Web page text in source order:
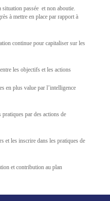
situation passée et non aboutie.
à mettre en place par rapport à
continue pour capitaliser sur les
les objectifs et les actions
en plus value par l’intelligence
pratiques par des actions de
et les inscrire dans les pratiques de
et contribution au plan